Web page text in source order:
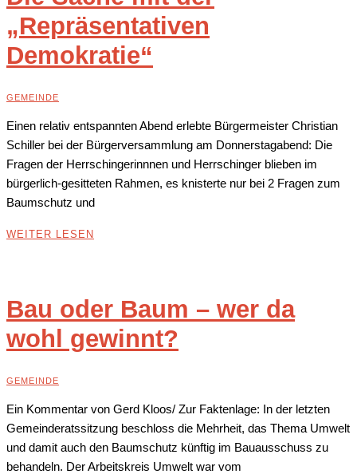
„Repräsentativen
Demokratie“
GEMEINDE
Einen relativ entspannten Abend erlebte Bürgermeister Christian
Schiller bei der Bürgerversammlung am Donnerstagabend: Die
Fragen der Herrschingerinnnen und Herrschinger blieben im
bürgerlich-gesitteten Rahmen, es knisterte nur bei 2 Fragen zum
Baumschutz und
WEITER LESEN
Bau oder Baum – wer da
wohl gewinnt?
GEMEINDE
Ein Kommentar von Gerd Kloos/ Zur Faktenlage: In der letzten
Gemeinderatssitzung beschloss die Mehrheit, das Thema Umwelt
und damit auch den Baumschutz künftig im Bauausschuss zu
behandeln. Der Arbeitskreis Umwelt war vom